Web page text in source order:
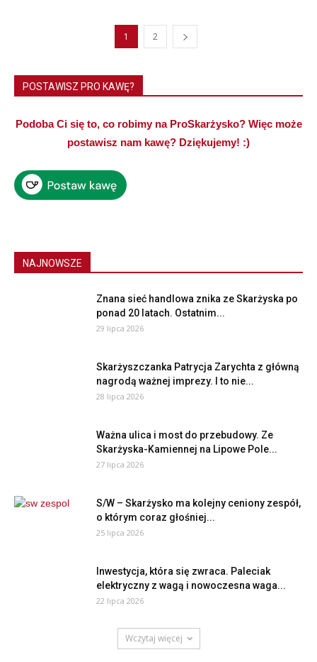
1 2
POSTAWISZ PRO KAWĘ?
Podoba Ci się to, co robimy na ProSkarżysko? Więc może
postawisz nam kawę? Dziękujemy! :)
NAJNOWSZE
Znana sieć handlowa znika ze Skarżyska po
ponad 20 latach. Ostatnim...
29 lipca 2026
Skarżyszczanka Patrycja Zarychta z główną
nagrodą ważnej imprezy. I to nie...
28 lipca 2026
Ważna ulica i most do przebudowy. Ze
Skarżyska-Kamiennej na Lipowe Pole...
27 lipca 2026
S/W – Skarżysko ma kolejny ceniony zespół,
o którym coraz głośniej...
25 lipca 2026
Inwestycja, która się zwraca. Paleciak
elektryczny z wagą i nowoczesna waga...
22 lipca 2026
Wczytaj więcej